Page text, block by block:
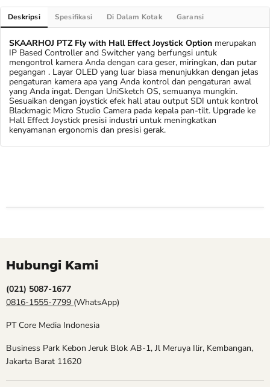
Deskripsi Spesifikasi Di Dalam Kotak Garansi
SKAARHOJ PTZ Fly with Hall Effect Joystick Option merupakan
IP Based Controller and Switcher yang berfungsi untuk
mengontrol kamera Anda dengan cara geser, miringkan, dan putar
pegangan . Layar OLED yang luar biasa menunjukkan dengan jelas
pengaturan kamera apa yang Anda kontrol dan pengaturan awal
yang Anda ingat. Dengan UniSketch OS, semuanya mungkin.
Sesuaikan dengan joystick efek hall atau output SDI untuk kontrol
Blackmagic Micro Studio Camera pada kepala pan-tilt. Upgrade ke
Hall Effect Joystick presisi industri untuk meningkatkan
kenyamanan ergonomis dan presisi gerak.
Hubungi Kami
(021) 5087-1677
0816-1555-7799 (WhatsApp)
PT Core Media Indonesia
Business Park Kebon Jeruk Blok AB-1, Jl Meruya Ilir, Kembangan,
Jakarta Barat 11620